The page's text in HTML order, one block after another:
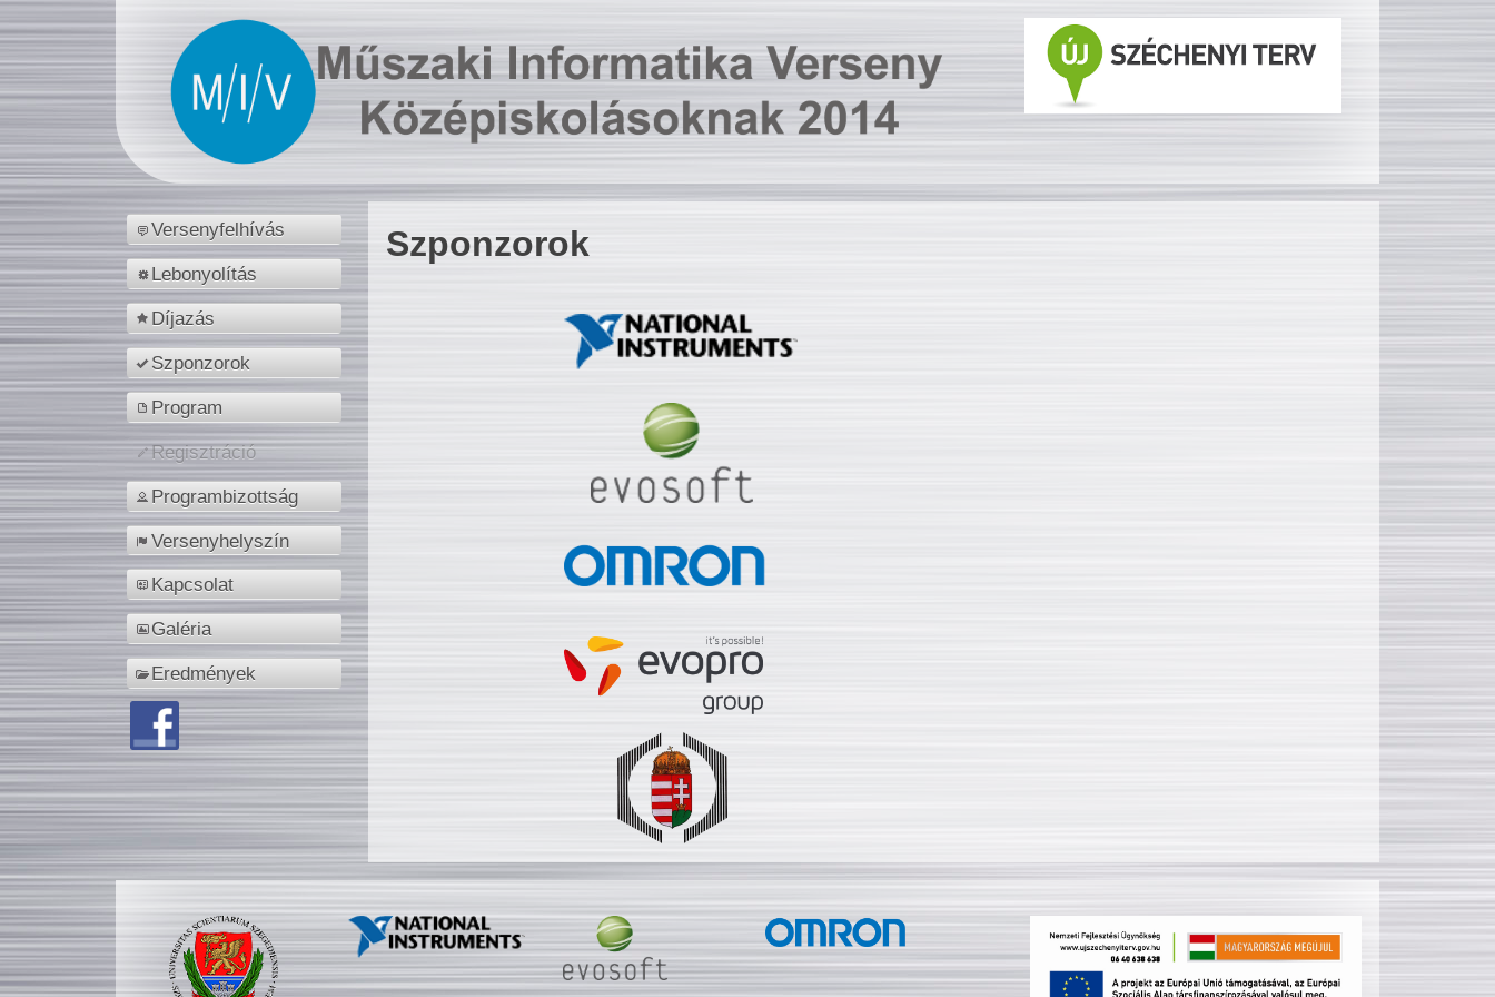
Versenyfelhívás
Lebonyolítás
Díjazás
Szponzorok
Program
Regisztráció
Programbizottság
Versenyhelyszín
Kapcsolat
Galéria
Eredmények
Szponzorok